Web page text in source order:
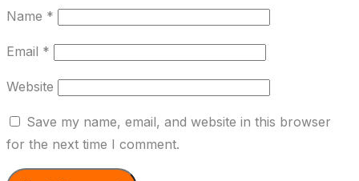
Name *
Email *
Website
Save my name, email, and website in this browser
for the next time I comment.